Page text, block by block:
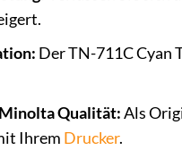
Der TN-711C Cyan
Qualität:Als
Ihrem Drucker.